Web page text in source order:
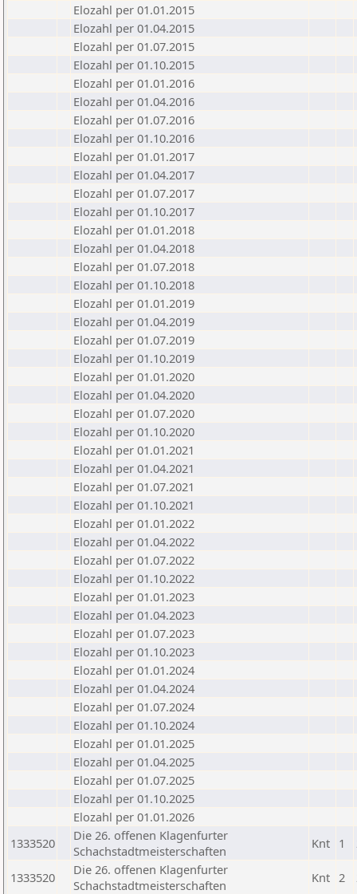
Elozahl per 01.01.2015
Elozahl per 01.04.2015
Elozahl per 01.07.2015
Elozahl per 01.10.2015
Elozahl per 01.01.2016
Elozahl per 01.04.2016
Elozahl per 01.07.2016
Elozahl per 01.10.2016
Elozahl per 01.01.2017
Elozahl per 01.04.2017
Elozahl per 01.07.2017
Elozahl per 01.10.2017
Elozahl per 01.01.2018
Elozahl per 01.04.2018
Elozahl per 01.07.2018
Elozahl per 01.10.2018
Elozahl per 01.01.2019
Elozahl per 01.04.2019
Elozahl per 01.07.2019
Elozahl per 01.10.2019
Elozahl per 01.01.2020
Elozahl per 01.04.2020
Elozahl per 01.07.2020
Elozahl per 01.10.2020
Elozahl per 01.01.2021
Elozahl per 01.04.2021
Elozahl per 01.07.2021
Elozahl per 01.10.2021
Elozahl per 01.01.2022
Elozahl per 01.04.2022
Elozahl per 01.07.2022
Elozahl per 01.10.2022
Elozahl per 01.01.2023
Elozahl per 01.04.2023
Elozahl per 01.07.2023
Elozahl per 01.10.2023
Elozahl per 01.01.2024
Elozahl per 01.04.2024
Elozahl per 01.07.2024
Elozahl per 01.10.2024
Elozahl per 01.01.2025
Elozahl per 01.04.2025
Elozahl per 01.07.2025
Elozahl per 01.10.2025
Elozahl per 01.01.2026
1333520
Die 26. offenen Klagenfurter
Schachstadtmeisterschaften
Knt 1
1333520
Die 26. offenen Klagenfurter
Schachstadtmeisterschaften
Knt 2